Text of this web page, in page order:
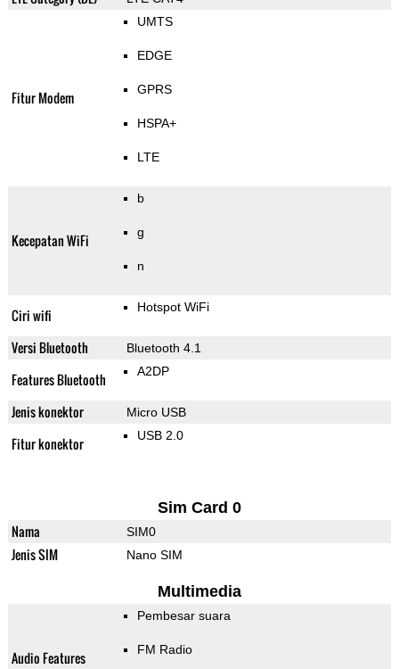
Fitur Modem
UMTS
EDGE
GPRS
HSPA+
LTE
Kecepatan WiFi
b
g
n
Ciri wifi Hotspot WiFi
Versi Bluetooth Bluetooth 4.1
Features Bluetooth A2DP
Jenis konektor Micro USB
Fitur konektor USB 2.0
Sim Card 0
Nama SIM0
Jenis SIM Nano SIM
Multimedia
Audio Features
Pembesar suara
FM Radio